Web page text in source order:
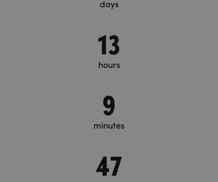
days
13
hours
9
minutes
48